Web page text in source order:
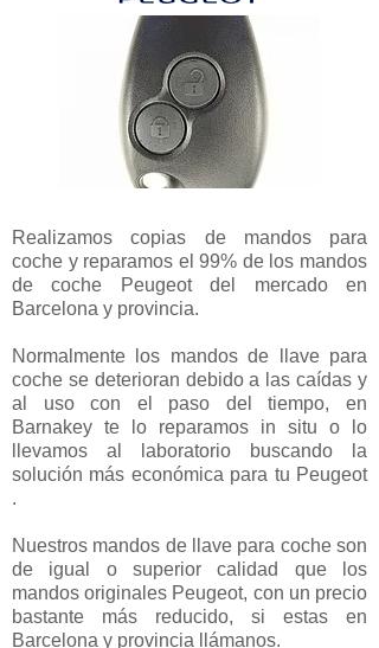
Realizamos copias de mandos para
coche y reparamos el 99% de los mandos
de coche Peugeot del mercado en
Barcelona y provincia.
Normalmente los mandos de llave para
coche se deterioran debido a las caídas y
al uso con el paso del tiempo, en
Barnakey te lo reparamos in situ o lo
llevamos al laboratorio buscando la
solución más económica para tu Peugeot
.
Nuestros mandos de llave para coche son
de igual o superior calidad que los
mandos originales Peugeot, con un precio
bastante más reducido, si estas en
Barcelona y provincia llámanos.